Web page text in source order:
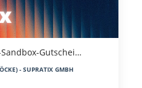
Gutschei…
- SUPRATIX GMBH